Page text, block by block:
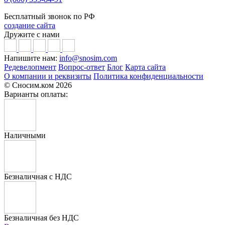
Бесплатный звонок по РФ
создание сайта
Дружите с нами
Напишите нам: info@snosim.com
Редевелопмент Вопрос-ответ Блог Карта сайта
О компании и реквизиты Политика конфиденциальности
© Сносим.ком 2026
Варианты оплаты:
Наличными
Безналичная с НДС
Безналичная без НДС